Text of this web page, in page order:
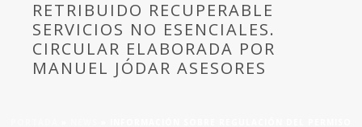
RETRIBUIDO RECUPERABLE
SERVICIOS NO ESENCIALES.
CIRCULAR ELABORADA POR
MANUEL JÓDAR ASESORES